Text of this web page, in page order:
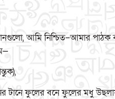
আমি নিশ্চিত–আমার পাঠক
টানে ফুলের বনে ফুলের মধু